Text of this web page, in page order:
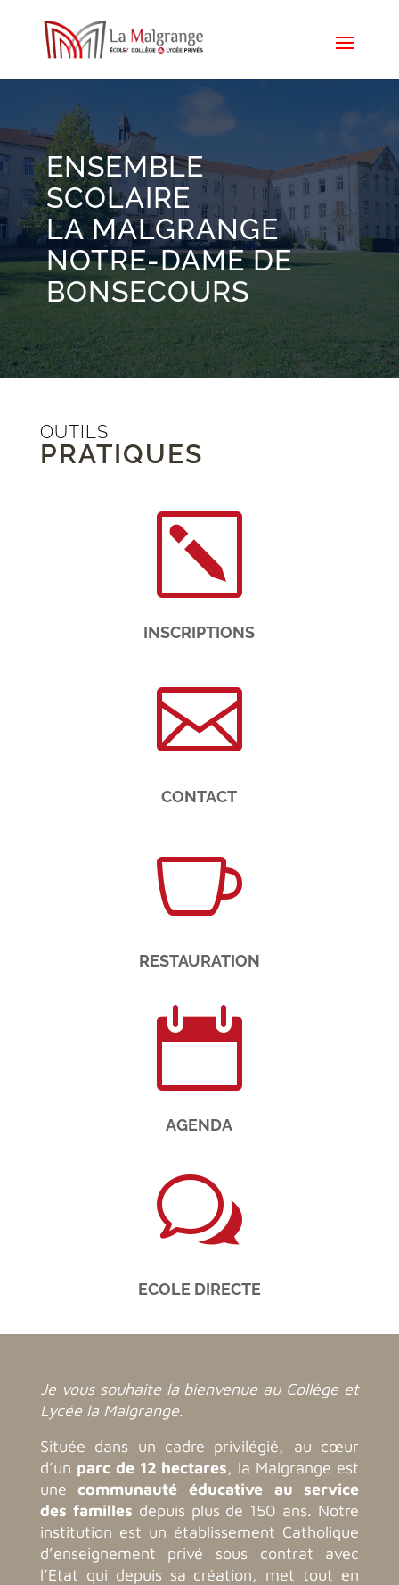
ENSEMBLE
SCOLAIRE
LA MALGRANGE
NOTRE-DAME DE
BONSECOURS
OUTILS
PRATIQUES
k
INSCRIPTIONS

CONTACT

RESTAURATION

AGENDA
w
ECOLE DIRECTE
Je vous souhaite la bienvenue au Collège et
Lycée la Malgrange.
Située dans un cadre privilégié, au cœur
d’un parc de 12 hectares, la Malgrange est
unecommunauté éducative au service
des familles depuis plus de 150 ans. Notre
institution est un établissement Catholique
d’enseignement privé sous contrat avec
l’Etat qui depuis sa création, met tout en